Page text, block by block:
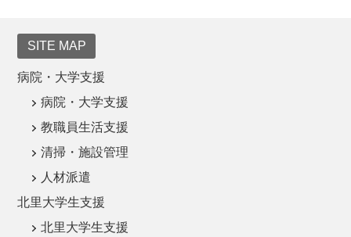
SITE MAP
病院・大学支援
病院・大学支援
教職員生活支援
清掃・施設管理
人材派遣
北里大学生支援
北里大学生支援